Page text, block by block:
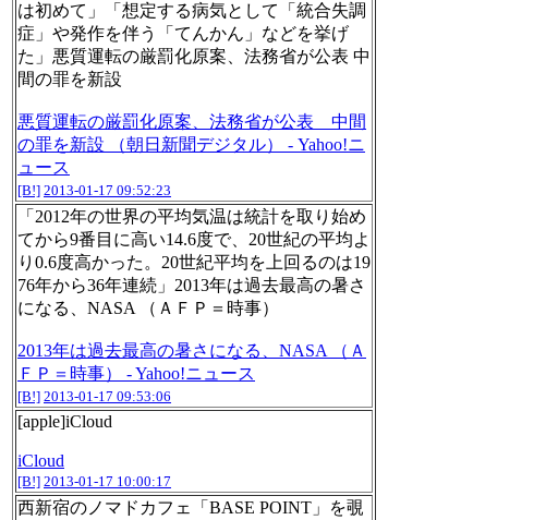
は初めて」「想定する病気として「統合失調
症」や発作を伴う「てんかん」などを挙げ
た」悪質運転の厳罰化原案、法務省が公表 中
間の罪を新設
悪質運転の厳罰化原案、法務省が公表 中間
の罪を新設 （朝日新聞デジタル） - Yahoo!ニ
ュース
[B!] 2013-01-17 09:52:23
「2012年の世界の平均気温は統計を取り始め
てから9番目に高い14.6度で、20世紀の平均よ
り0.6度高かった。20世紀平均を上回るのは19
76年から36年連続」2013年は過去最高の暑さ
になる、NASA （ＡＦＰ＝時事）
2013年は過去最高の暑さになる、NASA （Ａ
ＦＰ＝時事） - Yahoo!ニュース
[B!] 2013-01-17 09:53:06
[apple]iCloud
iCloud
[B!] 2013-01-17 10:00:17
西新宿のノマドカフェ「BASE POINT」を覗